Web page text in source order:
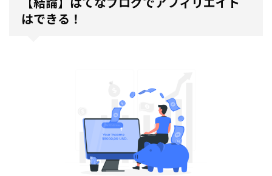
はできる！